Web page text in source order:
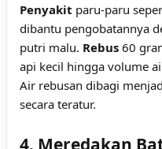
Penyakit paru-paru
dibantu pengobatannya
putri malu. Rebus 60
api kecil hingga volume
Air rebusan dibagi
secara teratur.
4. Meredakan